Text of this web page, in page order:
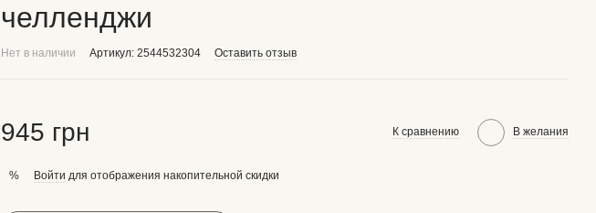
челленджи
Нет в наличии Артикул: 2544532304 Оставить отзыв
945 грн К сравнению В желания
% Войти для отображения накопительной скидки